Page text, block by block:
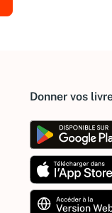
Donner vos